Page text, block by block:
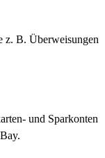
z. B. Überweisungen
und Sparkonten